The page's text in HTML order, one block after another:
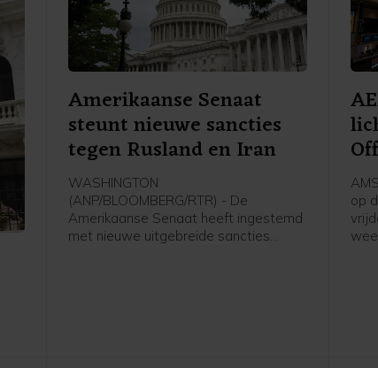
Amerikaanse Senaat
steunt nieuwe sancties
tegen Rusland en Iran
WASHINGTON
(ANP/BLOOMBERG/RTR) - De
Amerikaanse Senaat heeft ingestemd
met nieuwe uitgebreide sancties
op